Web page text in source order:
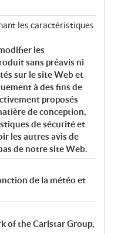
les caractéristiques
les
sans préavis ni
sur le site Web et
à des fins de
proposés
de conception,
de sécurité et
les autres avis de
de notre site Web.
de la météo et
of the Carlstar Group,